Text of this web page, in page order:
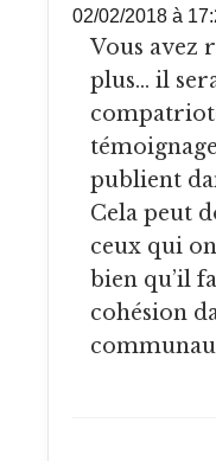
02/02/2018 à
Vous avez raison. Je dirai même
plus… il
publient
Cela peut
ceux qui
bien qu’il
cohésion